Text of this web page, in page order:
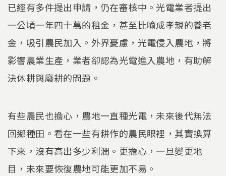
已經有多件提出申請，仍在審核中。光電業者提出
一公頃一年四十萬的租金，甚至比喻成孝親的養老
金，吸引農民加入。外界憂慮，光電侵入農地，將
影響農業生產，業者卻認為光電進入農地，有助解
決休耕與廢耕的問題。
有些農民也擔心，農地一直種光電，未來後代無法
回鄉種田。看在一些有耕作的農民眼裡，其實換算
下來，沒有高出多少利潤。更擔心，一旦變更地
目，未來要恢復農地可能更加不易。